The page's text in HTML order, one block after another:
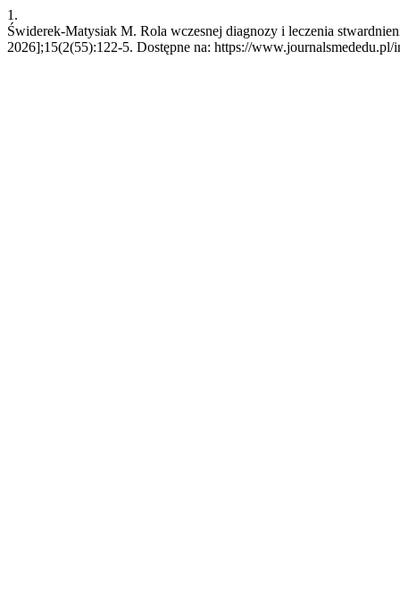
1.
Świderek-Matysiak M. Rola wczesnej diagnozy i leczenia
2026];15(2(55):122-5. Dostępne na: https://